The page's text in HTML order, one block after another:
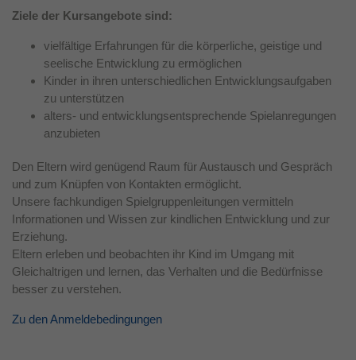
Ziele der Kursangebote sind:
vielfältige Erfahrungen für die körperliche, geistige und
seelische Entwicklung zu ermöglichen
Kinder in ihren unterschiedlichen Entwicklungsaufgaben
zu unterstützen
alters- und entwicklungsentsprechende Spielanregungen
anzubieten
Den Eltern wird genügend Raum für Austausch und Gespräch
und zum Knüpfen von Kontakten ermöglicht.
Unsere fachkundigen Spielgruppenleitungen vermitteln
Informationen und Wissen zur kindlichen Entwicklung und zur
Erziehung.
Eltern erleben und beobachten ihr Kind im Umgang mit
Gleichaltrigen und lernen, das Verhalten und die Bedürfnisse
besser zu verstehen.
Zu den Anmeldebedingungen
Anbieter TYPO3
Laufzeit 1 Jahr
Zweck
Dieses Cookie wird verwendet, um Ihre
Cookie-Einstellungen für diese Website zu
speichern.